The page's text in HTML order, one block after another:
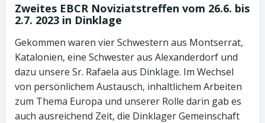
Zweites EBCR Noviziatstreffen vom 26.6. bis
2.7. 2023 in Dinklage
Gekommen waren vier Schwestern aus Montserrat,
Katalonien, eine Schwester aus Alexanderdorf und
dazu unsere Sr. Rafaela aus Dinklage. Im Wechsel
von persönlichem Austausch, inhaltlichem Arbeiten
zum Thema Europa und unserer Rolle darin gab es
auch ausreichend Zeit, die Dinklager Gemeinschaft